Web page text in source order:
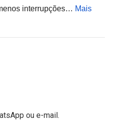
interrupções… Mais
ou e-mail.